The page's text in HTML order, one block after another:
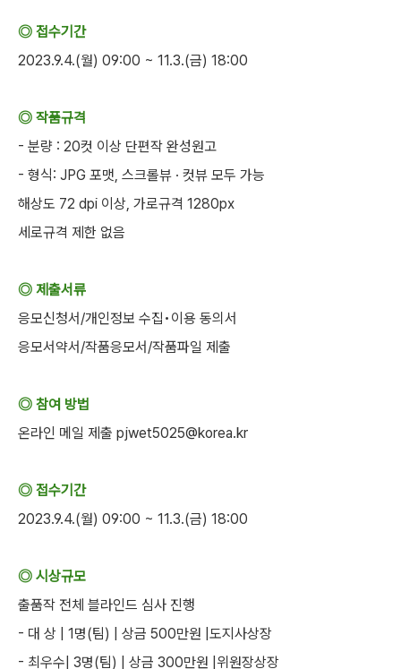
◎ 접수기간
2023.9.4.(월) 09:00 ~ 11.3.(금) 18:00
◎ 작품규격
- 분량 : 20컷 이상 단편작 완성원고
- 형식: JPG 포맷, 스크롤뷰 · 컷뷰 모두 가능
해상도 72 dpi 이상, 가로규격 1280px
세로규격 제한 없음
◎ 제출서류
응모신청서/개인정보 수집•이용 동의서
응모서약서/작품응모서/작품파일 제출
◎ 참여 방법
온라인 메일 제출 pjwet5025@korea.kr
◎ 접수기간
2023.9.4.(월) 09:00 ~ 11.3.(금) 18:00
◎ 시상규모
출품작 전체 블라인드 심사 진행
- 대 상 | 1명(팀) | 상금 500만원 |도지사상장
- 최우수| 3명(팀) | 상금 300만원 |위원장상장